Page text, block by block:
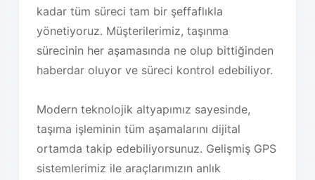
kadar tüm süreci tam bir şeffaflıkla
yönetiyoruz. Müşterilerimiz, taşınma
sürecinin her aşamasında ne olup bittiğinden
haberdar oluyor ve süreci kontrol edebiliyor.
Modern teknolojik altyapımız sayesinde,
taşıma işleminin tüm aşamalarını dijital
ortamda takip edebiliyorsunuz. Gelişmiş GPS
sistemlerimiz ile araçlarımızın anlık